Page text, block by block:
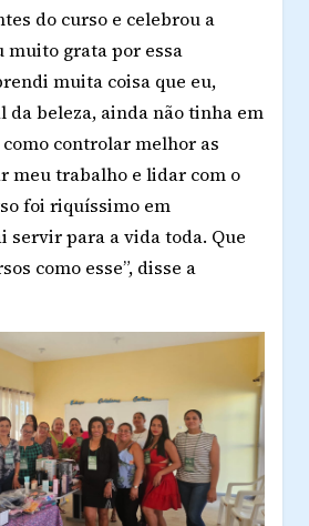
do curso e celebrou a
muito grata por essa
muita coisa que eu,
da beleza, ainda não tinha em
controlar melhor as
meu trabalho e lidar com o
foi riquíssimo em
servir para a vida toda. Que
como esse”, disse a